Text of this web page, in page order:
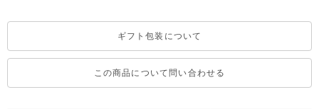
ギフト包装について
この商品について問い合わせる